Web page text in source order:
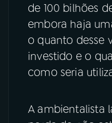
de 100 bilhões
embora haja
o quanto desse
investido e o
como seria
A ambientalista